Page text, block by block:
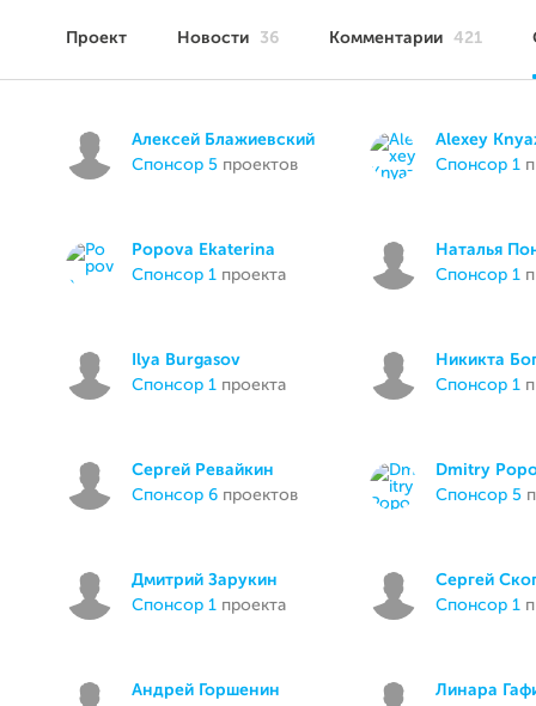
Проект Новости 36 Комментарии 421
Алексей Блажиевский
спонсор 5 проектов
Alexey
спонсор 1
Popova Ekaterina
спонсор 1 проекта
Наталья
спонсор 1
Ilya Burgasov
спонсор 1 проекта
Никикта
спонсор 1
Сергей Ревайкин
спонсор 6 проектов
Dmitry
спонсор 5
Дмитрий Зарукин
спонсор 1 проекта
Сергей
спонсор 1
Андрей Горшенин
Линара